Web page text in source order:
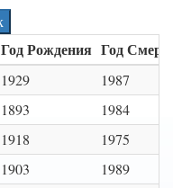
Год Рождения Год
1929
1987
1893
1984
1918
1975
1903
1989